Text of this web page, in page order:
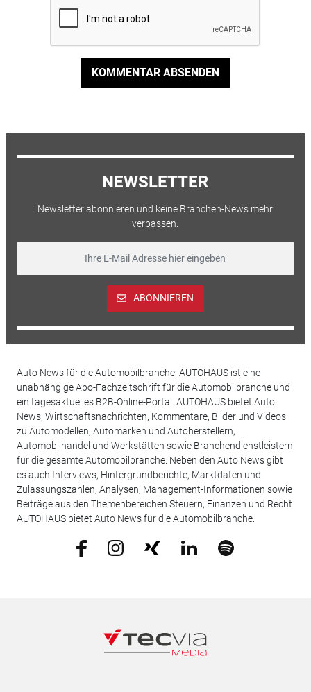
KOMMENTAR ABSENDEN
NEWSLETTER
Newsletter abonnieren und keine Branchen-News mehr
verpassen.
ABONNIEREN
Auto News für die Automobilbranche: AUTOHAUS ist eine
unabhängige Abo-Fachzeitschrift für die Automobilbranche und
ein tagesaktuelles B2B-Online-Portal. AUTOHAUS bietet Auto
News, Wirtschaftsnachrichten, Kommentare, Bilder und Videos
zu Automodellen, Automarken und Autoherstellern,
Automobilhandel und Werkstätten sowie Branchendienstleistern
für die gesamte Automobilbranche. Neben den Auto News gibt
es auch Interviews, Hintergrundberichte, Marktdaten und
Zulassungszahlen, Analysen, Management-Informationen sowie
Beiträge aus den Themenbereichen Steuern, Finanzen und Recht.
AUTOHAUS bietet Auto News für die Automobilbranche.